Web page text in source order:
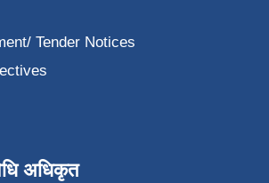
Tender Notices
अधिकृत